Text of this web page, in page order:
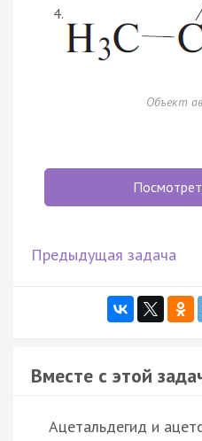
Объект
Предыдущая задача
Вместе с этой
Ацетальдегид и